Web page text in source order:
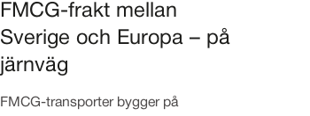
FMCG-frakt mellan
Sverige och Europa – på
järnväg
FMCG-transporter bygger på